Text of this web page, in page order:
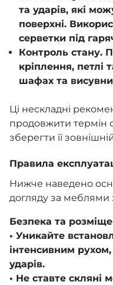
та ударів, які
поверхні.
серветки під
Контроль стану.
кріплення, петлі
шафах та
Ці нескладні
продовжити термін
зберегти її
Правила
Нижче наведено
догляду за меблями
Безпека та
• Уникайте
інтенсивним
ударів.
• Не ставте скляні